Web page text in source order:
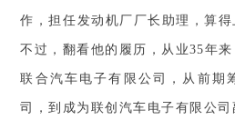
作，担任发动机厂厂长助理，算得
不过，翻看他的履历，从业35年
联合汽车电子有限公司，从前期
司，到成为联创汽车电子有限公